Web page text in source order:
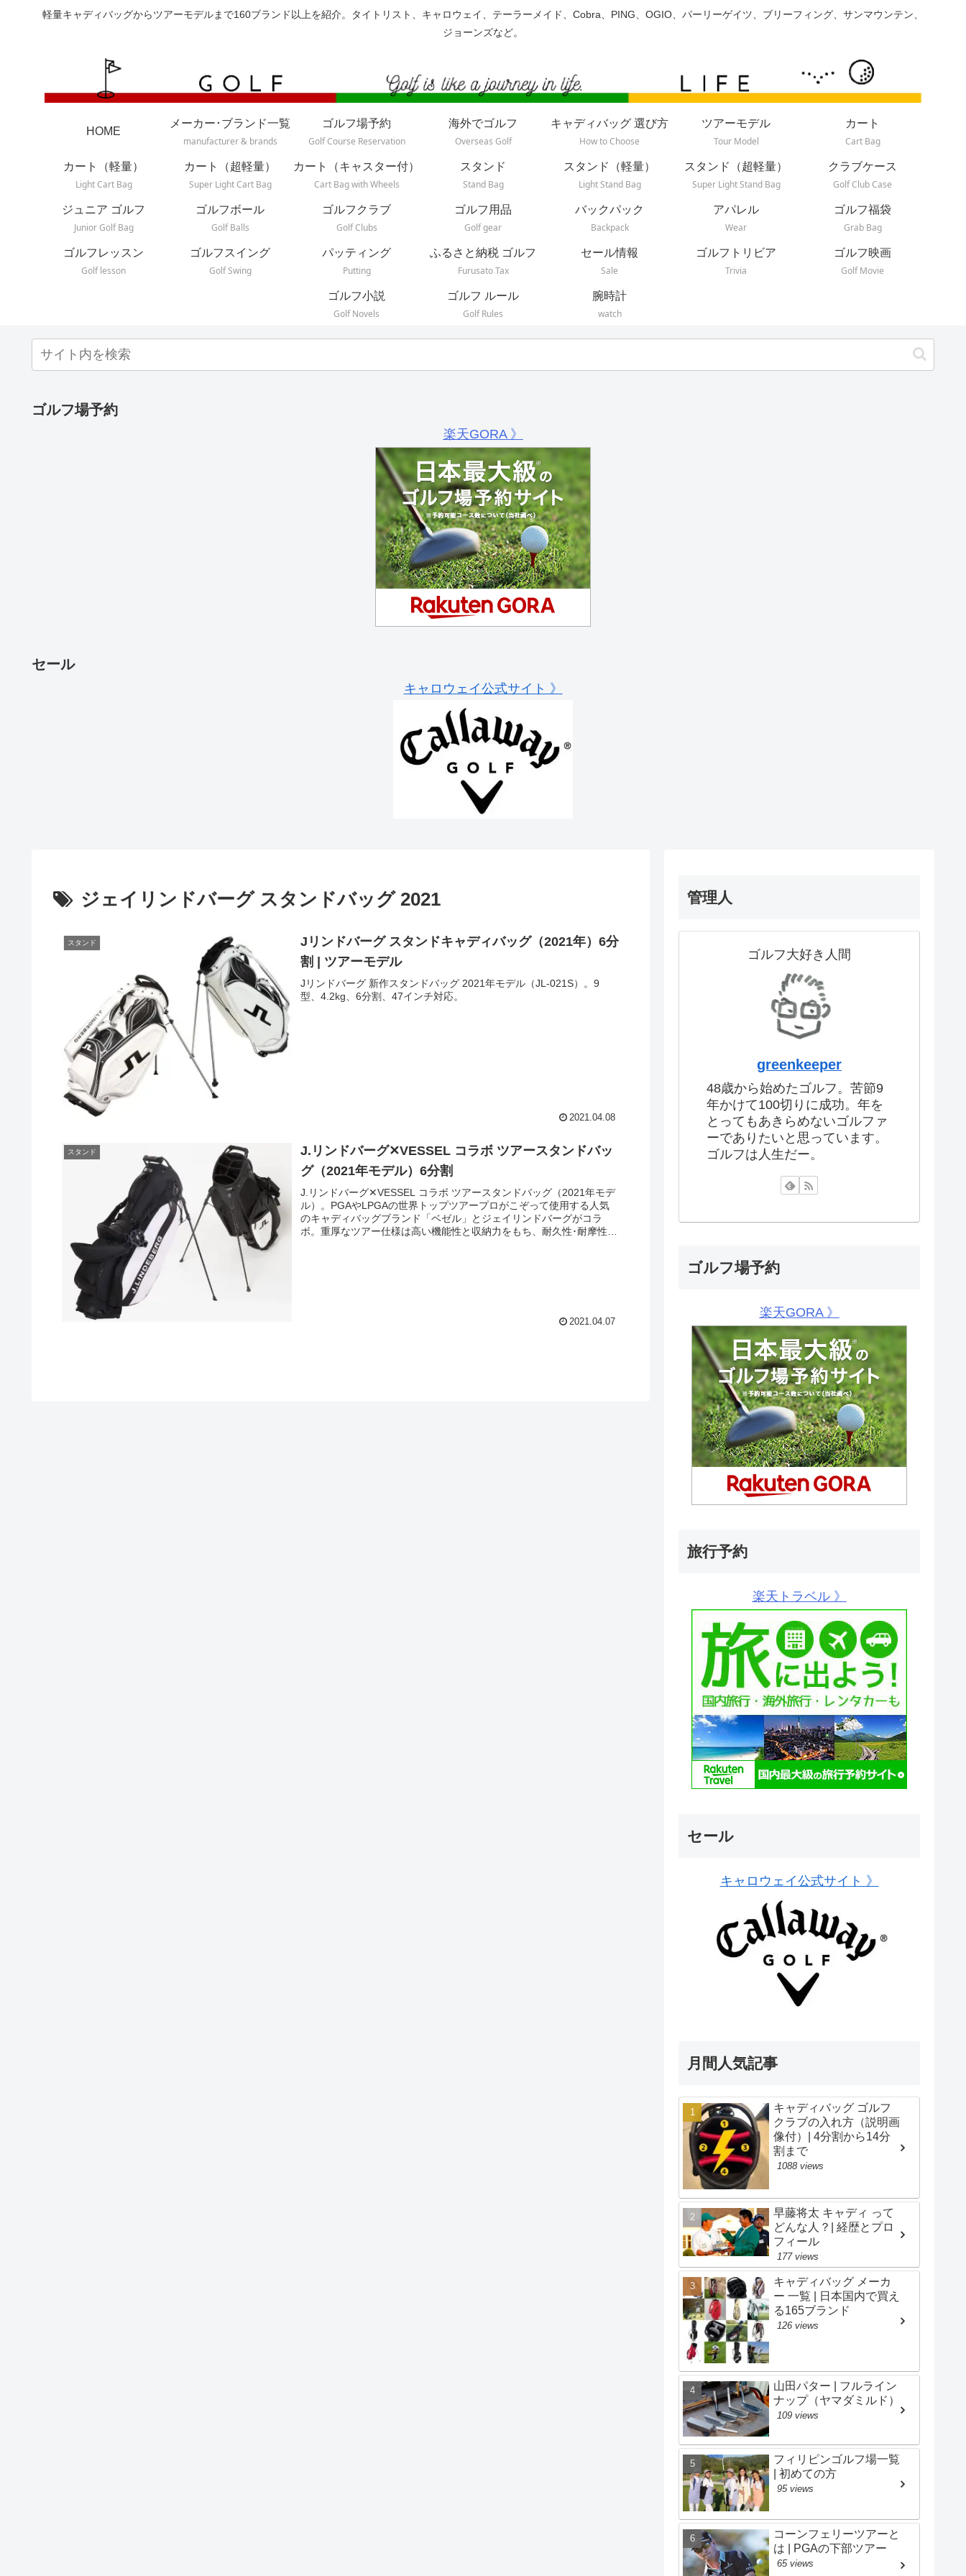
軽量キャディバッグからツアーモデルまで160ブランド以上を紹介。タイトリスト、キャロウェイ、テーラーメイド、Cobra、PING、OGIO、パーリーゲイツ、ブリーフィング、サンマウンテン、
ジョーンズなど。
HOME
メーカー･ブランド一覧
manufacturer & brands
ゴルフ場予約
Golf Course Reservation
海外でゴルフ
Overseas Golf
キャディバッグ 選び方
How to Choose
ツアーモデル
Tour Model
カート
Cart Bag
カート（軽量）
Light Cart Bag
カート（超軽量）
Super Light Cart Bag
カート（キャスター付）
Cart Bag with Wheels
スタンド
Stand Bag
スタンド（軽量）
Light Stand Bag
スタンド（超軽量）
Super Light Stand Bag
クラブケース
Golf Club Case
ジュニア ゴルフ
Junior Golf Bag
ゴルフボール
Golf Balls
ゴルフクラブ
Golf Clubs
ゴルフ用品
Golf gear
バックパック
Backpack
アパレル
Wear
ゴルフ福袋
Grab Bag
ゴルフレッスン
Golf lesson
ゴルフスイング
Golf Swing
パッティング
Putting
ふるさと納税 ゴルフ
Furusato Tax
セール情報
Sale
ゴルフトリビア
Trivia
ゴルフ映画
Golf Movie
ゴルフ小説
Golf Novels
ゴルフ ルール
Golf Rules
腕時計
watch
ゴルフ場予約
楽天GORA 》
セール
キャロウェイ公式サイト 》
ジェイリンドバーグ スタンドバッグ 2021
スタンド
Jリンドバーグ スタンドキャディバッグ（2021年）6分
割 | ツアーモデル
Jリンドバーグ 新作スタンドバッグ 2021年モデル（JL-021S）。9
型、4.2kg、6分割、47インチ対応。
2021.04.08
スタンド
J.リンドバーグ✕VESSEL コラボ ツアースタンドバッ
グ（2021年モデル）6分割
J.リンドバーグ✕VESSEL コラボ ツアースタンドバッグ（2021年モデ
ル）。PGAやLPGAの世界トップツアープロがこぞって使用する人気
のキャディバッグブランド「ベゼル」とジェイリンドバーグがコラ
ボ。重厚なツアー仕様は高い機能性と収納力をもち、耐久性･耐摩性･
2021.04.07
管理人
ゴルフ大好き人間
greenkeeper
48歳から始めたゴルフ。苦節9
年かけて100切りに成功。年を
とってもあきらめないゴルファ
ーでありたいと思っています。
ゴルフは人生だー。
ゴルフ場予約
楽天GORA 》
旅行予約
楽天トラベル 》
セール
キャロウェイ公式サイト 》
月間人気記事
キャディバッグ ゴルフ
クラブの入れ方（説明画
像付）| 4分割から14分
割まで
1088 views
早藤将太 キャディ って
どんな人？| 経歴とプロ
フィール
177 views
キャディバッグ メーカ
ー 一覧 | 日本国内で買え
る165ブランド
126 views
山田パター | フルライン
ナップ（ヤマダミルド）
109 views
フィリピンゴルフ場一覧
| 初めての方
95 views
コーンフェリーツアーと
は | PGAの下部ツアー
65 views